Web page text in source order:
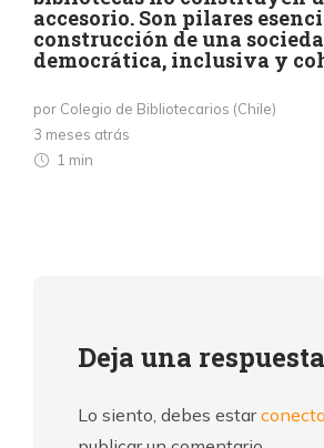
accesorio. Son pilares
construcción de una
democrática, inclusiva y
por Colegio de Bibliotecarios (Chile)
3 meses atrás
1 min
Deja una respuesta
Lo siento, debes estar